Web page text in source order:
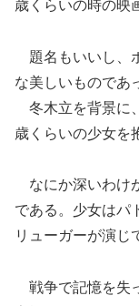
歳くらいの時の映
題名もいいし、
な美しいものであ
冬木立を背景に
歳くらいの少女を
なにか深いわけ
である。少女はパ
リューガーが演じ
戦争で記憶を失